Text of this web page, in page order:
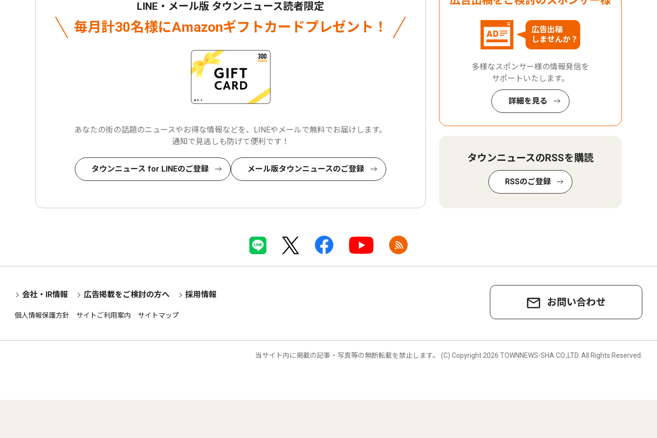
LINE・メール版 タウンニュース読者限定
毎月計30名様にAmazonギフトカードプレゼント！
あなたの街の話題のニュースやお得な情報などを、LINEやメールで無料でお届けします。
通知で見逃しも防げて便利です！
タウンニュース for LINEのご登録 メール版タウンニュースのご登録
広告出稿
しませんか？
多様なスポンサー様の情報発信を
サポートいたします。
詳細を見る
タウンニュースのRSSを購読
RSSのご登録
お問い合わせ
会社・IR情報 広告掲載をご検討の方へ 採用情報
個人情報保護方針 サイトご利用案内 サイトマップ
当サイト内に掲載の記事・写真等の無断転載を禁止します。 (C) Copyright 2026 TOWNNEWS-SHA CO.,LTD. All Rights Reserved.